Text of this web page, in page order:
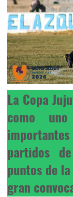
La Copa
como
partidos
puntos de
gran